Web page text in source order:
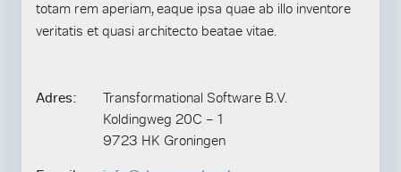
totam rem aperiam, eaque ipsa quae ab illo inventore
veritatis et quasi architecto beatae vitae.
Adres:
Transformational Software B.V.
Koldingweg 20C – 1
9723 HK Groningen